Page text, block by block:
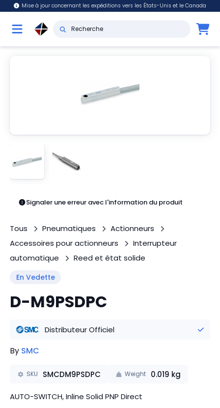
Mise à jour concernant les expéditions vers les États-Unis et le Canada
Signaler une erreur avec l'information du produit
Tous Pneumatiques
Actionneurs
Accessoires pour actionneurs
Interrupteur
automatique
Reed et état solide
En Vedette
D-M9PSDPC
Distributeur Officiel
By SMC
SKU SMCDM9PSDPC Weight 0.019 kg
AUTO-SWITCH, Inline Solid PNP Direct